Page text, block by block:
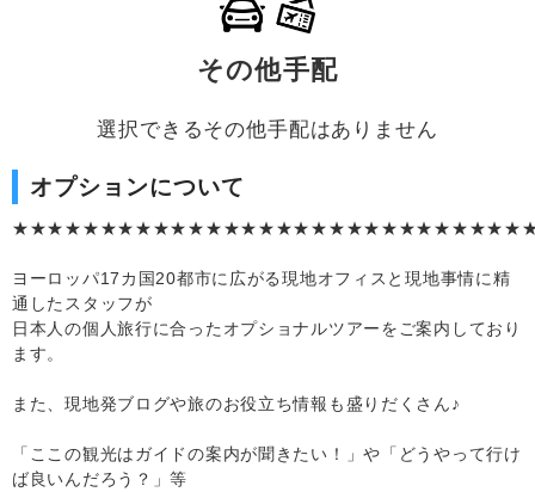
その他手配
選択できるその他手配はありません
オプションについて
ヨーロッパ17カ国20都市に広がる現地オフィスと現地事情に精
通したスタッフが
日本人の個人旅行に合ったオプショナルツアーをご案内しており
ます。
また、現地発ブログや旅のお役立ち情報も盛りだくさん♪
「ここの観光はガイドの案内が聞きたい！」や「どうやって行け
ば良いんだろう？」等